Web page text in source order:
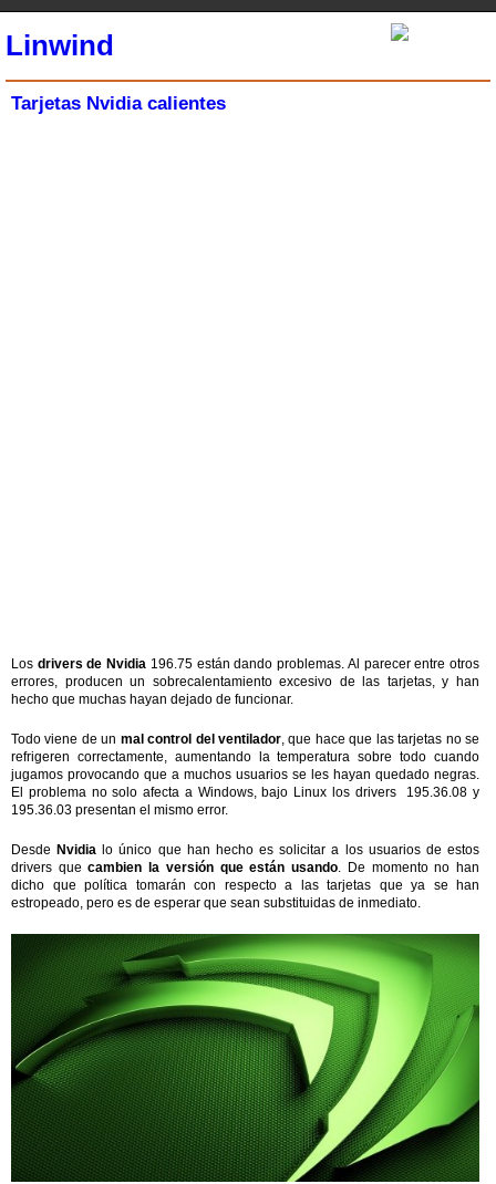
Linwind
Tarjetas Nvidia calientes
Los drivers de Nvidia 196.75 están dando problemas. Al parecer entre otros
errores, producen un sobrecalentamiento excesivo de las tarjetas, y han
hecho que muchas hayan dejado de funcionar.
Todo viene de un mal control del ventilador, que hace que las tarjetas no se
refrigeren correctamente, aumentando la temperatura sobre todo cuando
jugamos provocando que a muchos usuarios se les hayan quedado negras.
El problema no solo afecta a Windows, bajo Linux los drivers 195.36.08 y
195.36.03 presentan el mismo error.
Desde Nvidia lo único que han hecho es solicitar a los usuarios de estos
drivers que cambien la versión que están usando. De momento no han
dicho que política tomarán con respecto a las tarjetas que ya se han
estropeado, pero es de esperar que sean substituidas de inmediato.